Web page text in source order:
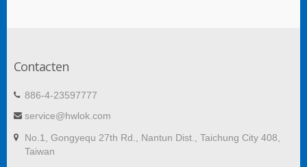
Contacten
886-4-23597777
service@hwlok.com
No.1, Gongyequ 27th Rd., Nantun Dist., Taichung City 408,
Taiwan